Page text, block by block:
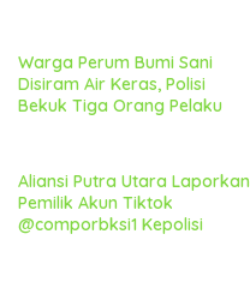
Warga Perum Bumi Sani
Disiram Air Keras, Polisi
Bekuk Tiga Orang Pelaku
Aliansi Putra Utara Laporkan
Pemilik Akun Tiktok
@comporbksi1 Kepolisi